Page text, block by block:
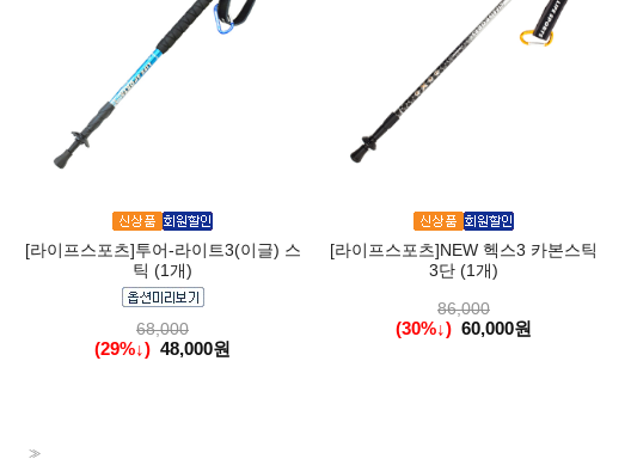
[라이프스포츠]투어-라이트3(이글) 스
틱 (1개)
68,000
(29%↓) 48,000원
[라이프스포츠]NEW 헥스3 카본스틱
3단 (1개)
86,000
(30%↓) 60,000원
>>